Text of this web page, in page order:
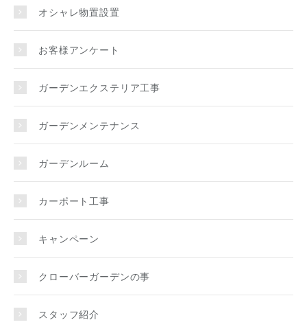
オシャレ物置設置
お客様アンケート
ガーデンエクステリア工事
ガーデンメンテナンス
ガーデンルーム
カーポート工事
キャンペーン
クローバーガーデンの事
スタッフ紹介